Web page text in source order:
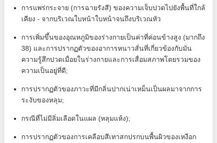
การแพร่กระจาย (การฉายรังสี) ของความเจ็บปวดไปยังพื้นที่ใกล้
เคียง - จากบริเวณใบหน้าใบหน้าจนถึงบริเวณหัว
การเพิ่มขึ้นของอุณหภูมิของร่างกายเป็นค่าที่ค่อนข้างสูง (มากถึง
38) และการปรากฏตัวของอาการหนาวสั่นที่เกี่ยวข้องกับมัน
ความรู้สึกปวดเมื่อยในร่างกายและการเสื่อมสภาพโดยรวมของ
ความเป็นอยู่ที่ดี;
การปรากฏตัวของภาวะที่มีกลิ่นปากเน่าเหม็นเป็นผลมาจากการ
ระงับของหลุม;
กรณีที่ไม่มีลิ่มเลือดในแผล (หลุมแห้ง);
การปรากฏตัวของการเคลือบสีเทาสกปรกบนพื้นผิวของเหงือก